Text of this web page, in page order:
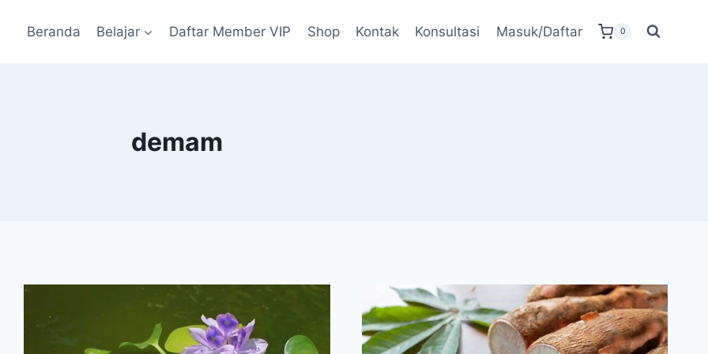
Beranda Belajar Daftar Member VIP Shop Kontak Konsultasi Masuk/Daftar 0
demam